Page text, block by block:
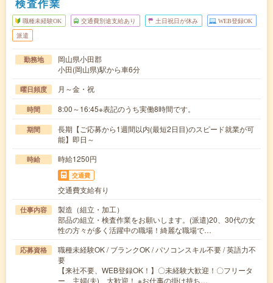
検査作業
職種未経験OK 交通費別途支給あり 土日祝日が休み WEB登録OK
派遣
勤務地
岡山県小田郡
小田(岡山県)駅から車6分
曜日頻度 月～金・祝
時間 8:00～16:45※表記のうち実働8時間です。
期間
長期【ご応募から1週間以内(最短2日目)のスピード就業が可
能】即日～
時給 時給1250円
交通費
交通費支給有り
仕事内容
製造（組立・加工）
部品の組立・検査作業をお願いします。(派遣)20、30代の女
性の方々が多く活躍中の職場！綺麗な職場で…
応募資格
職種未経験OK / ブランクOK / パソコンスキル不要 / 英語力不
要
【来社不要、WEB登録OK！】〇未経験大歓迎！〇フリータ
ー、主婦(夫) 大歓迎！ ※お仕事の掛け持ち…